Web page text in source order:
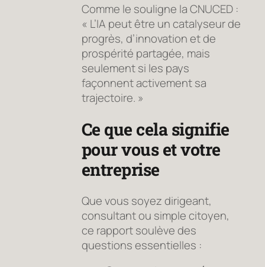
Comme le souligne la CNUCED :
« L’IA peut être un catalyseur de
progrès, d’innovation et de
prospérité partagée, mais
seulement si les pays
façonnent activement sa
trajectoire. »
Ce que cela signifie
pour vous et votre
entreprise
Que vous soyez dirigeant,
consultant ou simple citoyen,
ce rapport soulève des
questions essentielles :